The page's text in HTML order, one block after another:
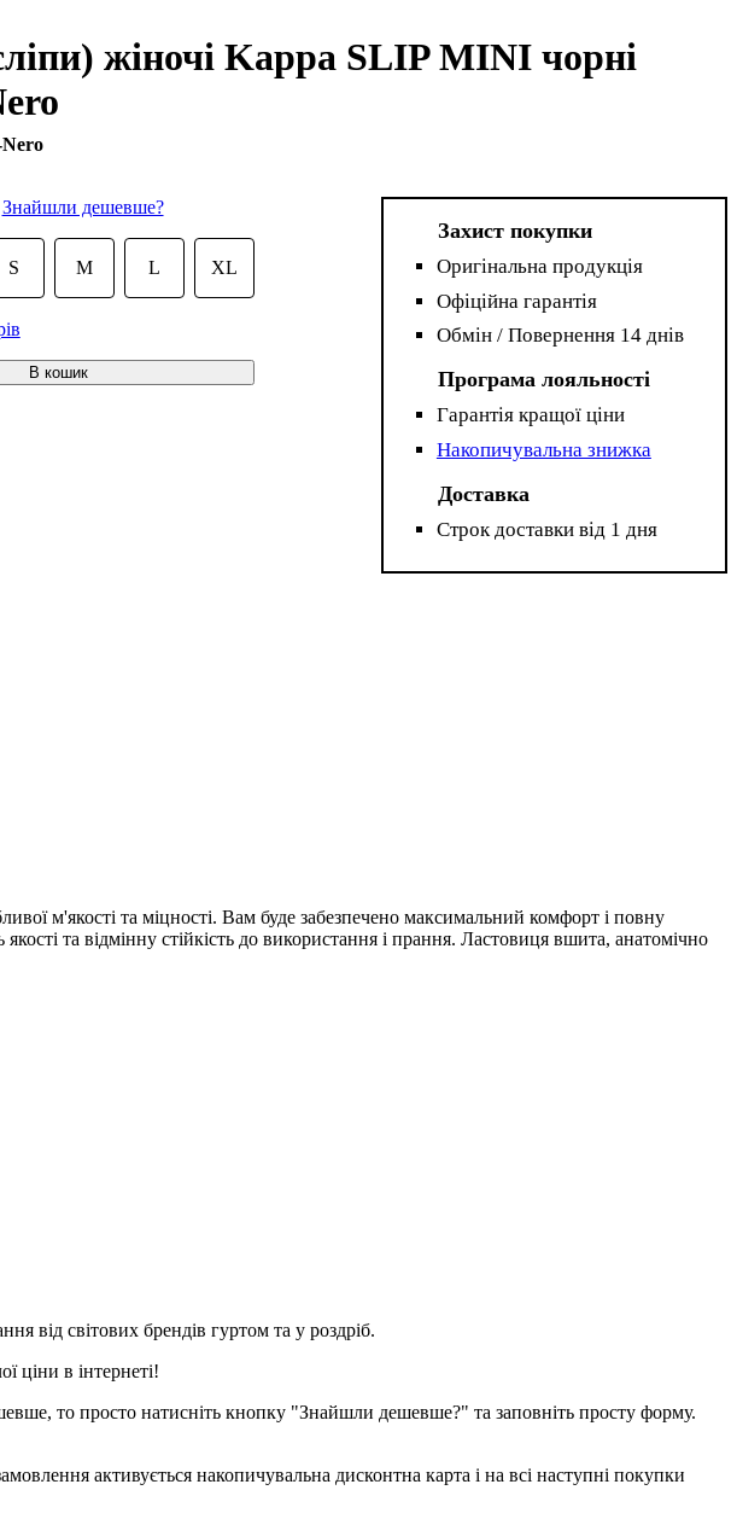
жіночі Kappa SLIP MINI чорні
Знайшли дешевше?
S M L XL
В кошик
Захист покупки
Оригінальна продукція
Офіційна гарантія
Обмін / Повернення 14 днів
Програма лояльності
Гарантія кращої ціни
Накопичувальна знижка
Доставка
Строк доставки від 1 дня
м'якості та міцності. Вам буде забезпечено максимальний комфорт і повну
та відмінну стійкість до використання і прання. Ластовиця вшита, анатомічно
від світових брендів гуртом та у роздріб.
ціни в інтернеті!
то просто натисніть кнопку "Знайшли дешевше?" та заповніть просту форму.
активується накопичувальна дисконтна карта і на всі наступні покупки